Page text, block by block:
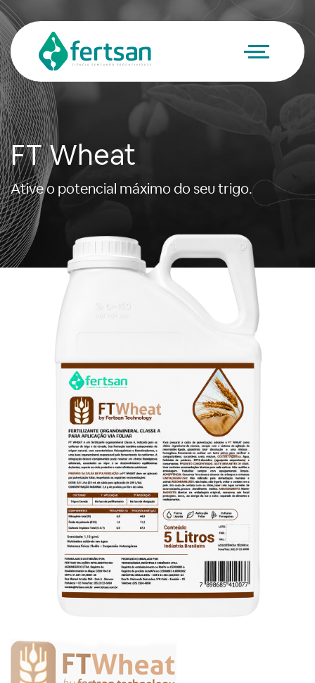
FT Wheat
Ative o potencial máximo do seu trigo.